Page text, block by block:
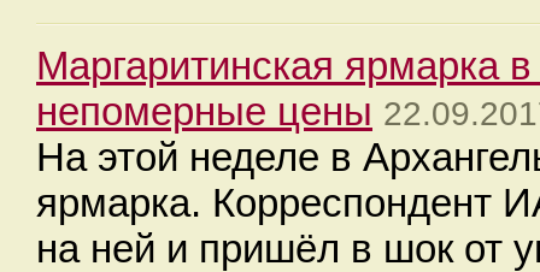
Маргаритинская ярмарка
непомерные цены
На этой неделе в
ярмарка. Корреспондент
на ней и пришёл в шок от